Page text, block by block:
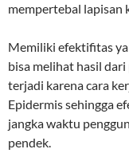
mempertebal lapisan
Memiliki efektifitas
bisa melihat hasil
terjadi karena cara
Epidermis sehingga
jangka waktu
pendek.